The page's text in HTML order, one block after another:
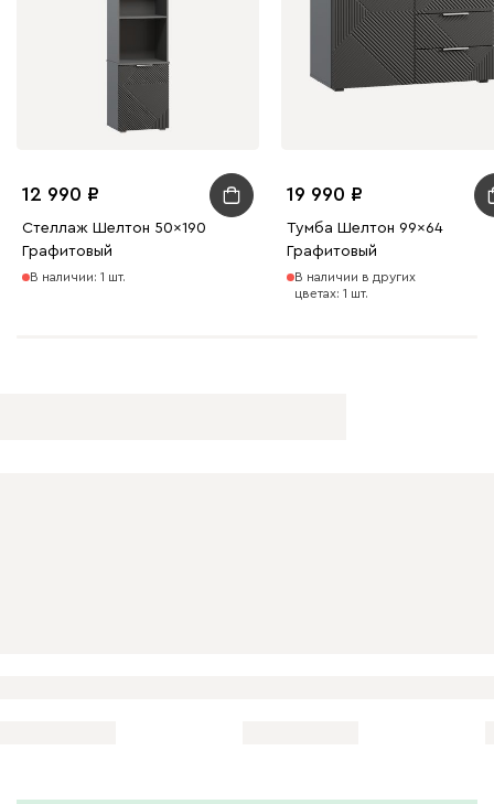
12 990
Стеллаж Шелтон 50x190
Графитовый
В наличии: 1 шт.
19 990
Тумба Шелтон 99x64
Графитовый
В наличии в других
цветах: 1 шт.